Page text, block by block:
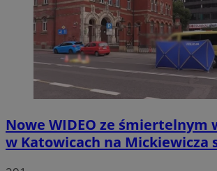
Nowe WIDEO ze śmiertelnym
w Katowicach na Mickiewicza